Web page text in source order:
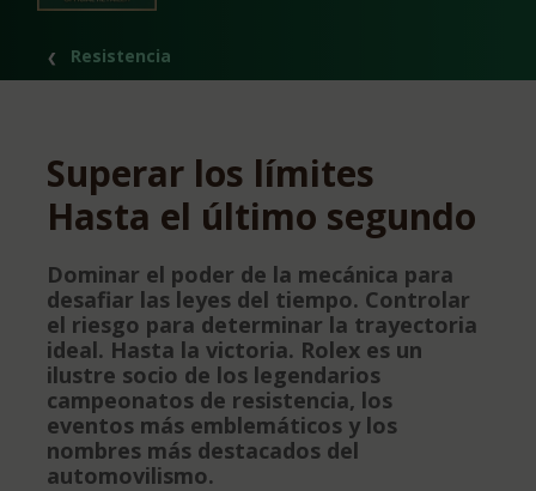
Resistencia
Superar los límites
Hasta el último segundo
Dominar el poder de la mecánica para
desafiar las leyes del tiempo. Controlar
el riesgo para determinar la trayectoria
ideal. Hasta la victoria. Rolex es un
ilustre socio de los legendarios
campeonatos de resistencia, los
eventos más emblemáticos y los
nombres más destacados del
automovilismo.